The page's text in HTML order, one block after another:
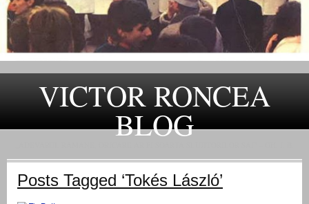
VICTOR RONCEA
BLOG
Posts Tagged ‘Tokés László’